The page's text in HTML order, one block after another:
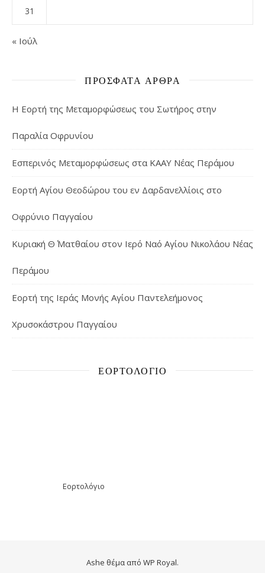
31
« Ιούλ
ΠΡΌΣΦΑΤΑ ΆΡΘΡΑ
Η Εορτή της Μεταμορφώσεως του Σωτήρος στην
Παραλία Οφρυνίου
Εσπερινός Μεταμορφώσεως στα ΚΑΑΥ Νέας Περάμου
Εορτή Αγίου Θεοδώρου του εν Δαρδανελλίοις στο
Οφρύνιο Παγγαίου
Κυριακή Θ΄ Ματθαίου στον Ιερό Ναό Αγίου Νικολάου Νέας
Περάμου
Εορτή της Ιεράς Μονής Αγίου Παντελεήμονος
Χρυσοκάστρου Παγγαίου
ΕΟΡΤΟΛΌΓΙΟ
Εορτολόγιο
Ashe θέμα από WP Royal.